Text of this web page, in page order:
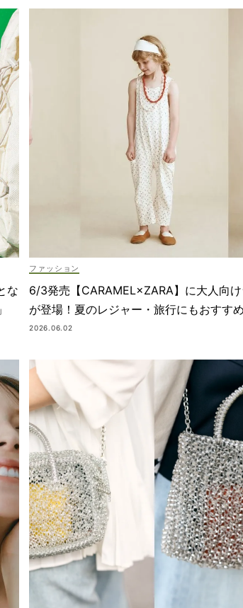
な
ファッション
6/3発売【CARAMEL×ZARA】に大人向
が登場！夏のレジャー・旅行にもおすすめ
2026.06.02